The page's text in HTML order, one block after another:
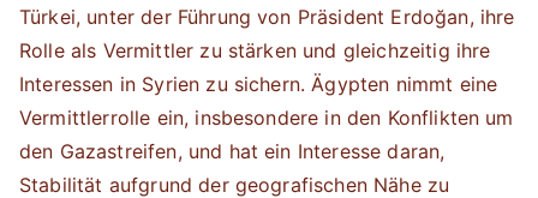
Türkei, unter der Führung von Präsident Erdoğan, ihre
Rolle als Vermittler zu stärken und gleichzeitig ihre
Interessen in Syrien zu sichern. Ägypten nimmt eine
Vermittlerrolle ein, insbesondere in den Konflikten um
den Gazastreifen, und hat ein Interesse daran,
Stabilität aufgrund der geografischen Nähe zu